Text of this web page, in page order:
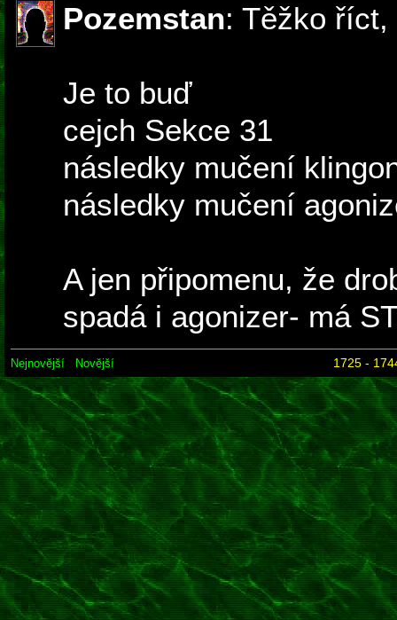
Pozemstan: Těžko
Je to buď
cejch Sekce 31
následky mučení
následky mučení
A jen připomenu, že
spadá i agonizer- má
Nejnovější Novější 1725 -